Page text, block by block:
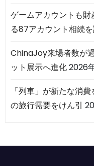
ゲームアカウントも
る87アカウント相続
ChinaJoy来場者数が
ット展示へ進化2026
「列車」が新たな消
の旅行需要をけん引